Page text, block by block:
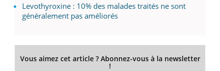
Levothyroxine : 10% des malades traités ne sont
généralement pas améliorés
Vous aimez cet article ? Abonnez-vous à la newsletter
!